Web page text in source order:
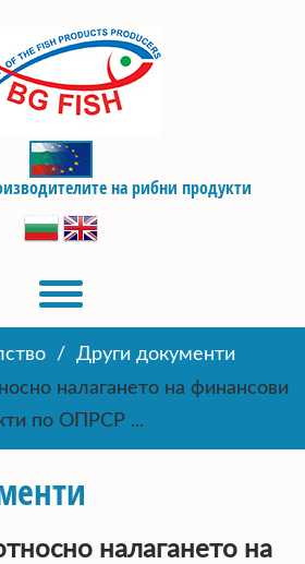
на рибни продукти
Други документи
налагането на финансови
по ОПРСР ...
налагането на